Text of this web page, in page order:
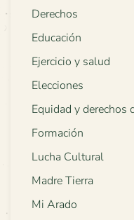
Derechos
Educación
Ejercicio y salud
Elecciones
Equidad y derechos
Formación
Lucha Cultural
Madre Tierra
Mi Arado